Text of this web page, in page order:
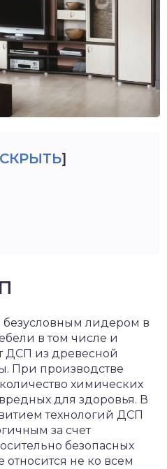
СКРЫТЬ]
безусловным лидером в
в том числе и
ДСП из древесной
При производстве
химических
для здоровья. В
технологий ДСП
за счет
безопасных
относится не ко всем